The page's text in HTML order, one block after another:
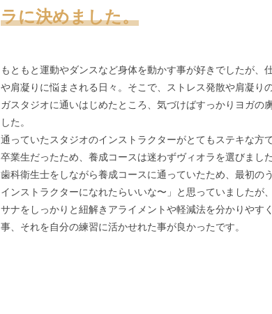
ラに決めました。
もともと運動やダンスなど身体を動かす事が好きでしたが、
や肩凝りに悩まされる日々。そこで、ストレス発散や肩凝り
ガスタジオに通いはじめたところ、気づけばすっかりヨガの
した。
通っていたスタジオのインストラクターがとてもステキな方
卒業生だったため、養成コースは迷わずヴィオラを選びました
歯科衛生士をしながら養成コースに通っていたため、最初の
インストラクターになれたらいいな〜」と思っていましたが
サナをしっかりと紐解きアライメントや軽減法を分かりやす
事、それを自分の練習に活かせれた事が良かったです。